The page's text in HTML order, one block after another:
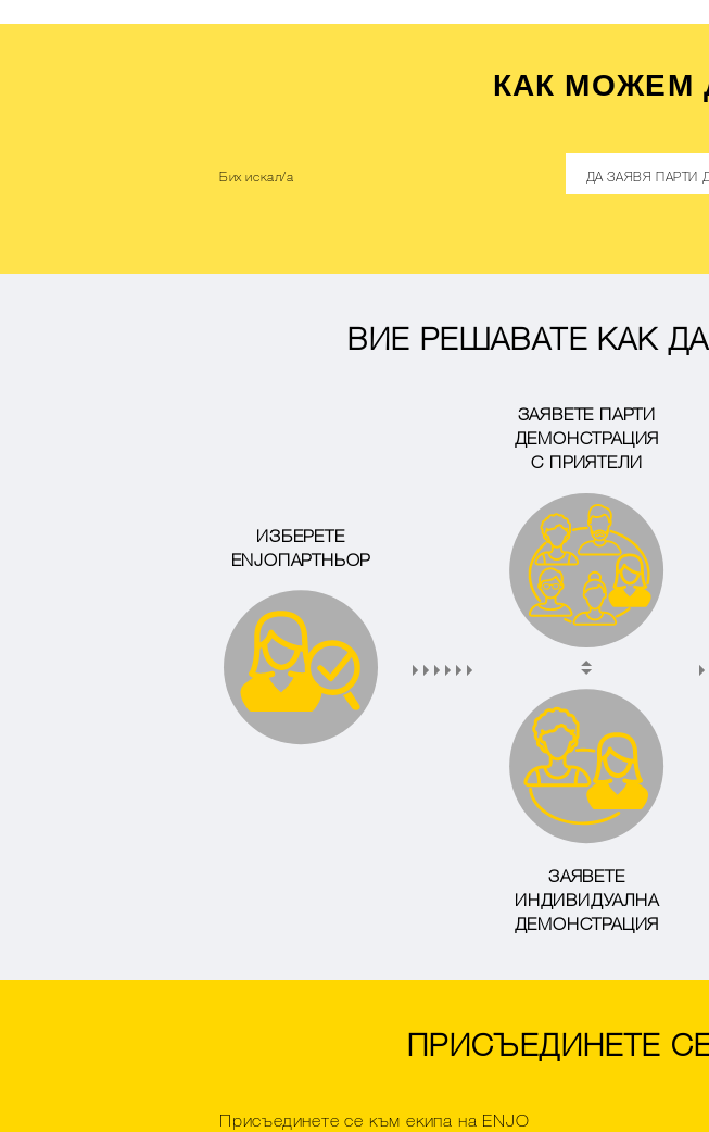
КАК МОЖЕМ
Бих искал/а ДА ЗАЯВЯ ПАРТИ
ВИЕ РЕШАВАТЕ КАК
ИЗБЕРЕТЕ
ENJOПАРТНЬОР
ЗАЯВЕТЕ ПАРТИ
ДЕМОНСТРАЦИЯ
С ПРИЯТЕЛИ
ЗАЯВЕТЕ
ИНДИВИДУАЛНА
ДЕМОНСТРАЦИЯ
ПРИСЪЕДИНЕТЕ
Присъединете се към екипа на ENJO